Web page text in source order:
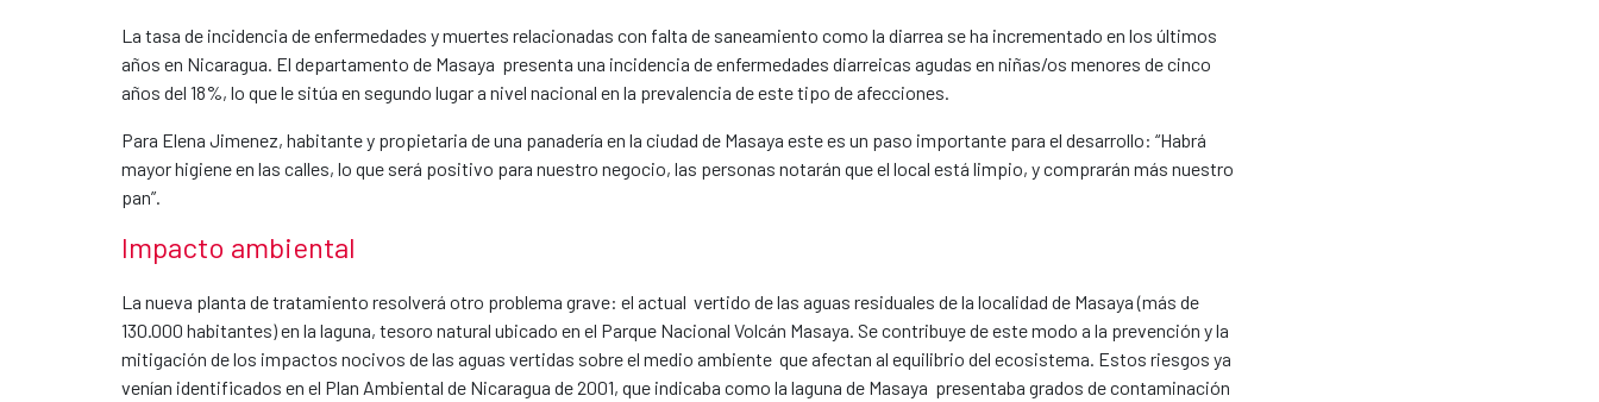
La tasa de incidencia de enfermedades y muertes relacionadas con falta de saneamiento como la diarrea se ha incrementado en los últimos
años en Nicaragua. El departamento de Masaya presenta una incidencia de enfermedades diarreicas agudas en niñas/os menores de cinco
años del 18%, lo que le sitúa en segundo lugar a nivel nacional en la prevalencia de este tipo de afecciones.
Para Elena Jimenez, habitante y propietaria de una panadería en la ciudad de Masaya este es un paso importante para el desarrollo: “Habrá
mayor higiene en las calles, lo que será positivo para nuestro negocio, las personas notarán que el local está limpio, y comprarán más nuestro
pan”.
Impacto ambiental​​
La nueva planta de tratamiento resolverá otro problema grave: el actual vertido de las aguas residuales de la localidad de Masaya (más de
130.000 habitantes) en la laguna, tesoro natural ubicado en el Parque Nacional Volcán​​ Masaya. Se contribuye de este modo a la prevención y la
mitigación de los impactos nocivos de las aguas vertidas sobre el medio ambiente que afectan al equilibrio del ecosistema. Estos riesgos ya
venían identificados en el Plan Ambiental de Nicaragua de 2001, que indicaba como la laguna de Masaya presentaba grados de contaminación